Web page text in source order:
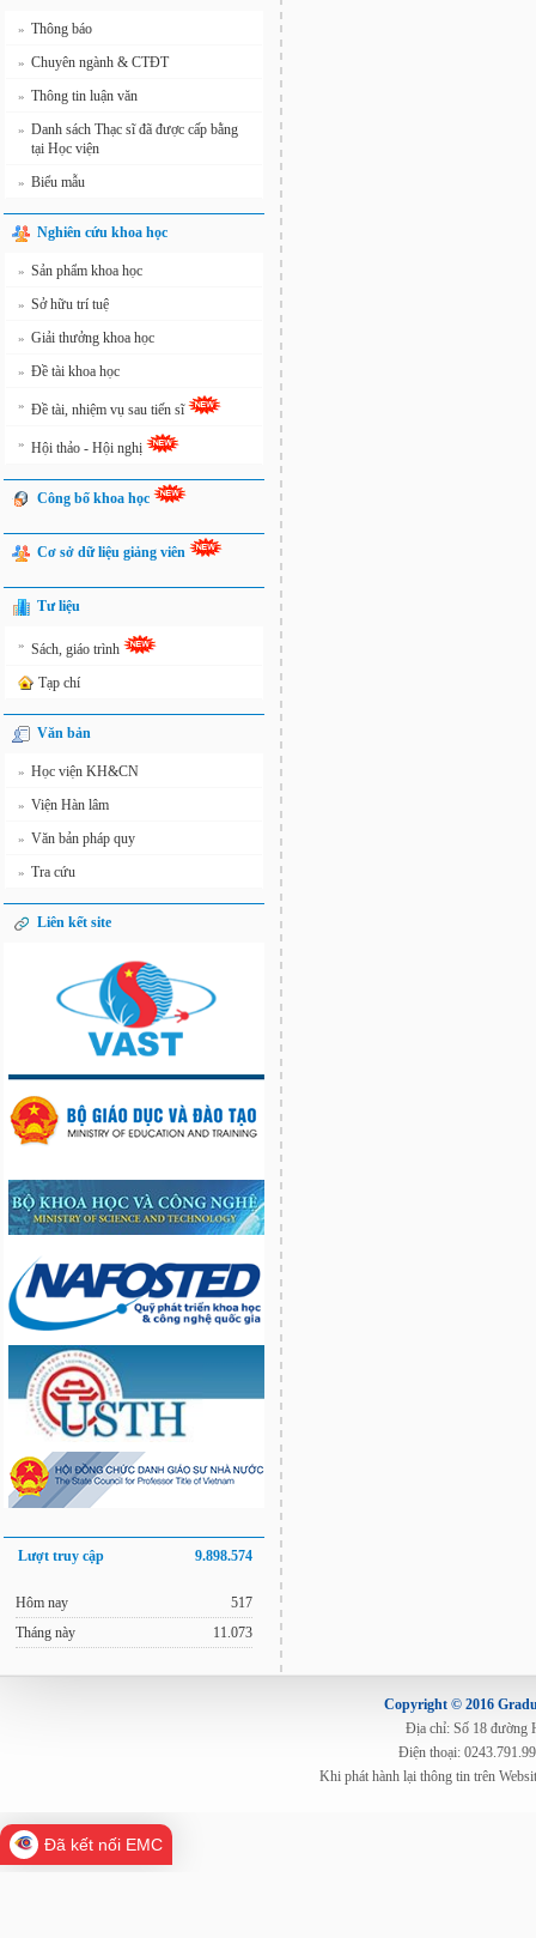
» Thông báo
» Chuyên ngành & CTĐT
» Thông tin luận văn
» Danh sách Thạc sĩ đã được cấp bằng
tại Học viện
» Biểu mẫu
Nghiên cứu khoa học
» Sản phẩm khoa học
» Sở hữu trí tuệ
» Giải thưởng khoa học
» Đề tài khoa học
» Đề tài, nhiệm vụ sau tiến sĩ
» Hội thảo - Hội nghị
Công bố khoa học
Cơ sở dữ liệu giảng viên
Tư liệu
» Sách, giáo trình
Tạp chí
Văn bản
» Học viện KH&CN
» Viện Hàn lâm
» Văn bản pháp quy
» Tra cứu
Liên kết site
Lượt truy cập 9.898.574
Hôm nay
Tháng này
517
11.073
Copyright © 2016
Địa chỉ: Số 18 đường
Điện thoại:
Khi phát hành lại thông tin trên
Đã kết nối EMC